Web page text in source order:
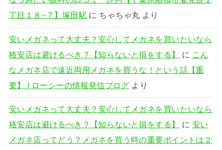
丁目１８−７】塚田駅 に ちゃちゃ丸 より
安いメガネって大丈夫？安心してメガネを買いたいなら
格安店は避けるべき？【知らないと損をする】
に こん
なメガネ店で遠近両用メガネを買うな！という話【重
要】 | ローシーの情報発信ブログ より
安いメガネって大丈夫？安心してメガネを買いたいなら
格安店は避けるべき？【知らないと損をする】
に 安い
メガネ店ってどう？メガネを買う時の重要ポイントは２